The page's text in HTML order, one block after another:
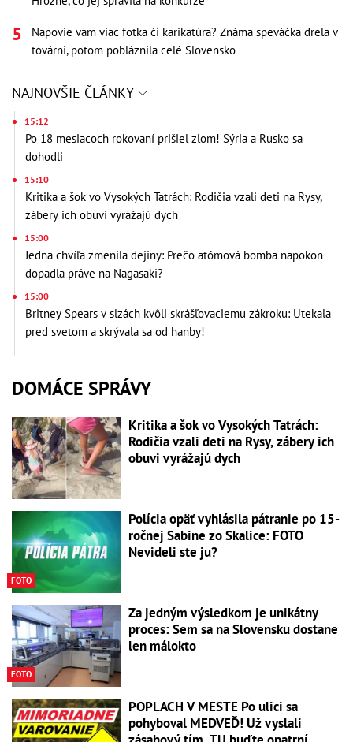
Napovie vám viac fotka či karikatúra? Známa speváčka drela v
továrni, potom pobláznila celé Slovensko
NAJNOVŠIE ČLÁNKY
15:12
Po 18 mesiacoch rokovaní prišiel zlom! Sýria a Rusko sa
dohodli
15:10
Kritika a šok vo Vysokých Tatrách: Rodičia vzali deti na Rysy,
zábery ich obuvi vyrážajú dych
15:00
Jedna chvíľa zmenila dejiny: Prečo atómová bomba napokon
dopadla práve na Nagasaki?
15:00
Britney Spears v slzách kvôli skrášľovaciemu zákroku: Utekala
pred svetom a skrývala sa od hanby!
DOMÁCE SPRÁVY
Kritika a šok vo Vysokých Tatrách:
Rodičia vzali deti na Rysy, zábery ich
obuvi vyrážajú dych
FOTO
Polícia opäť vyhlásila pátranie po 15-
ročnej Sabine zo Skalice: FOTO
Nevideli ste ju?
FOTO
Za jedným výsledkom je unikátny
proces: Sem sa na Slovensku dostane
len málokto
POPLACH V MESTE Po ulici sa
pohyboval MEDVEĎ! Už vyslali